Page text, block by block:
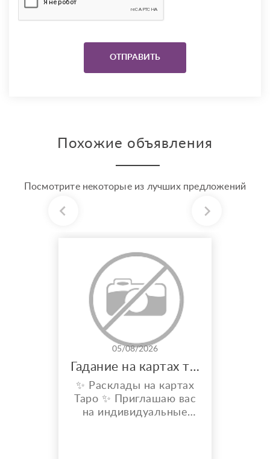
Похожие объявления
Посмотрите некоторые из лучших предложений
05/08/2026
Гадание на картах таро
✨ Расклады на картах
Таро ✨ Приглашаю вас
на индивидуальные